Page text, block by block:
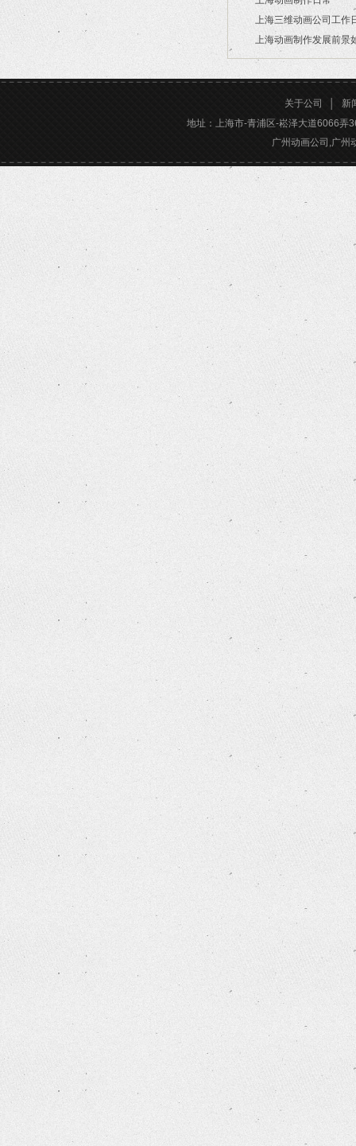
2026/03/16
2026/03/12
上海三维动画公司工作
2026/02/28
上海动画制作发展前景
2026/02/24
关于公司
新
地址：上海市-青浦区-崧泽大道6066弄
广州动画公司,广州